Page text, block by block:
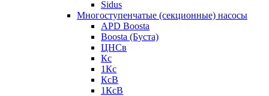
Sidus
Многоступенчатые (секционные) насосы
APD Boosta
Boosta (Буста)
ЦНСв
Кс
1Кс
КсВ
1КсВ